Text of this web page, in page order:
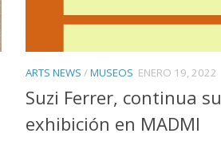
ARTS NEWS /MUSEOS ENERO 19, 2022
Suzi Ferrer, continua su
exhibición en MADMI